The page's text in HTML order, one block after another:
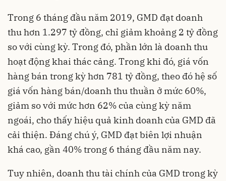
Trong 6 tháng đầu năm 2019, GMD đạt doanh
thu hơn 1.297 tỷ đồng, chỉ giảm khoảng 2 tỷ đồng
so với cùng kỳ. Trong đó, phần lớn là doanh thu
hoạt động khai thác cảng. Trong khi đó, giá vốn
hàng bán trong kỳ hơn 781 tỷ đồng, theo đó hệ số
giá vốn hàng bán/doanh thu thuần ở mức 60%,
giảm so với mức hơn 62% của cùng kỳ năm
ngoái, cho thấy hiệu quả kinh doanh của GMD đã
cải thiện. Đáng chú ý, GMD đạt biên lợi nhuận
khá cao, gần 40% trong 6 tháng đầu năm nay.
Tuy nhiên, doanh thu tài chính của GMD trong kỳ